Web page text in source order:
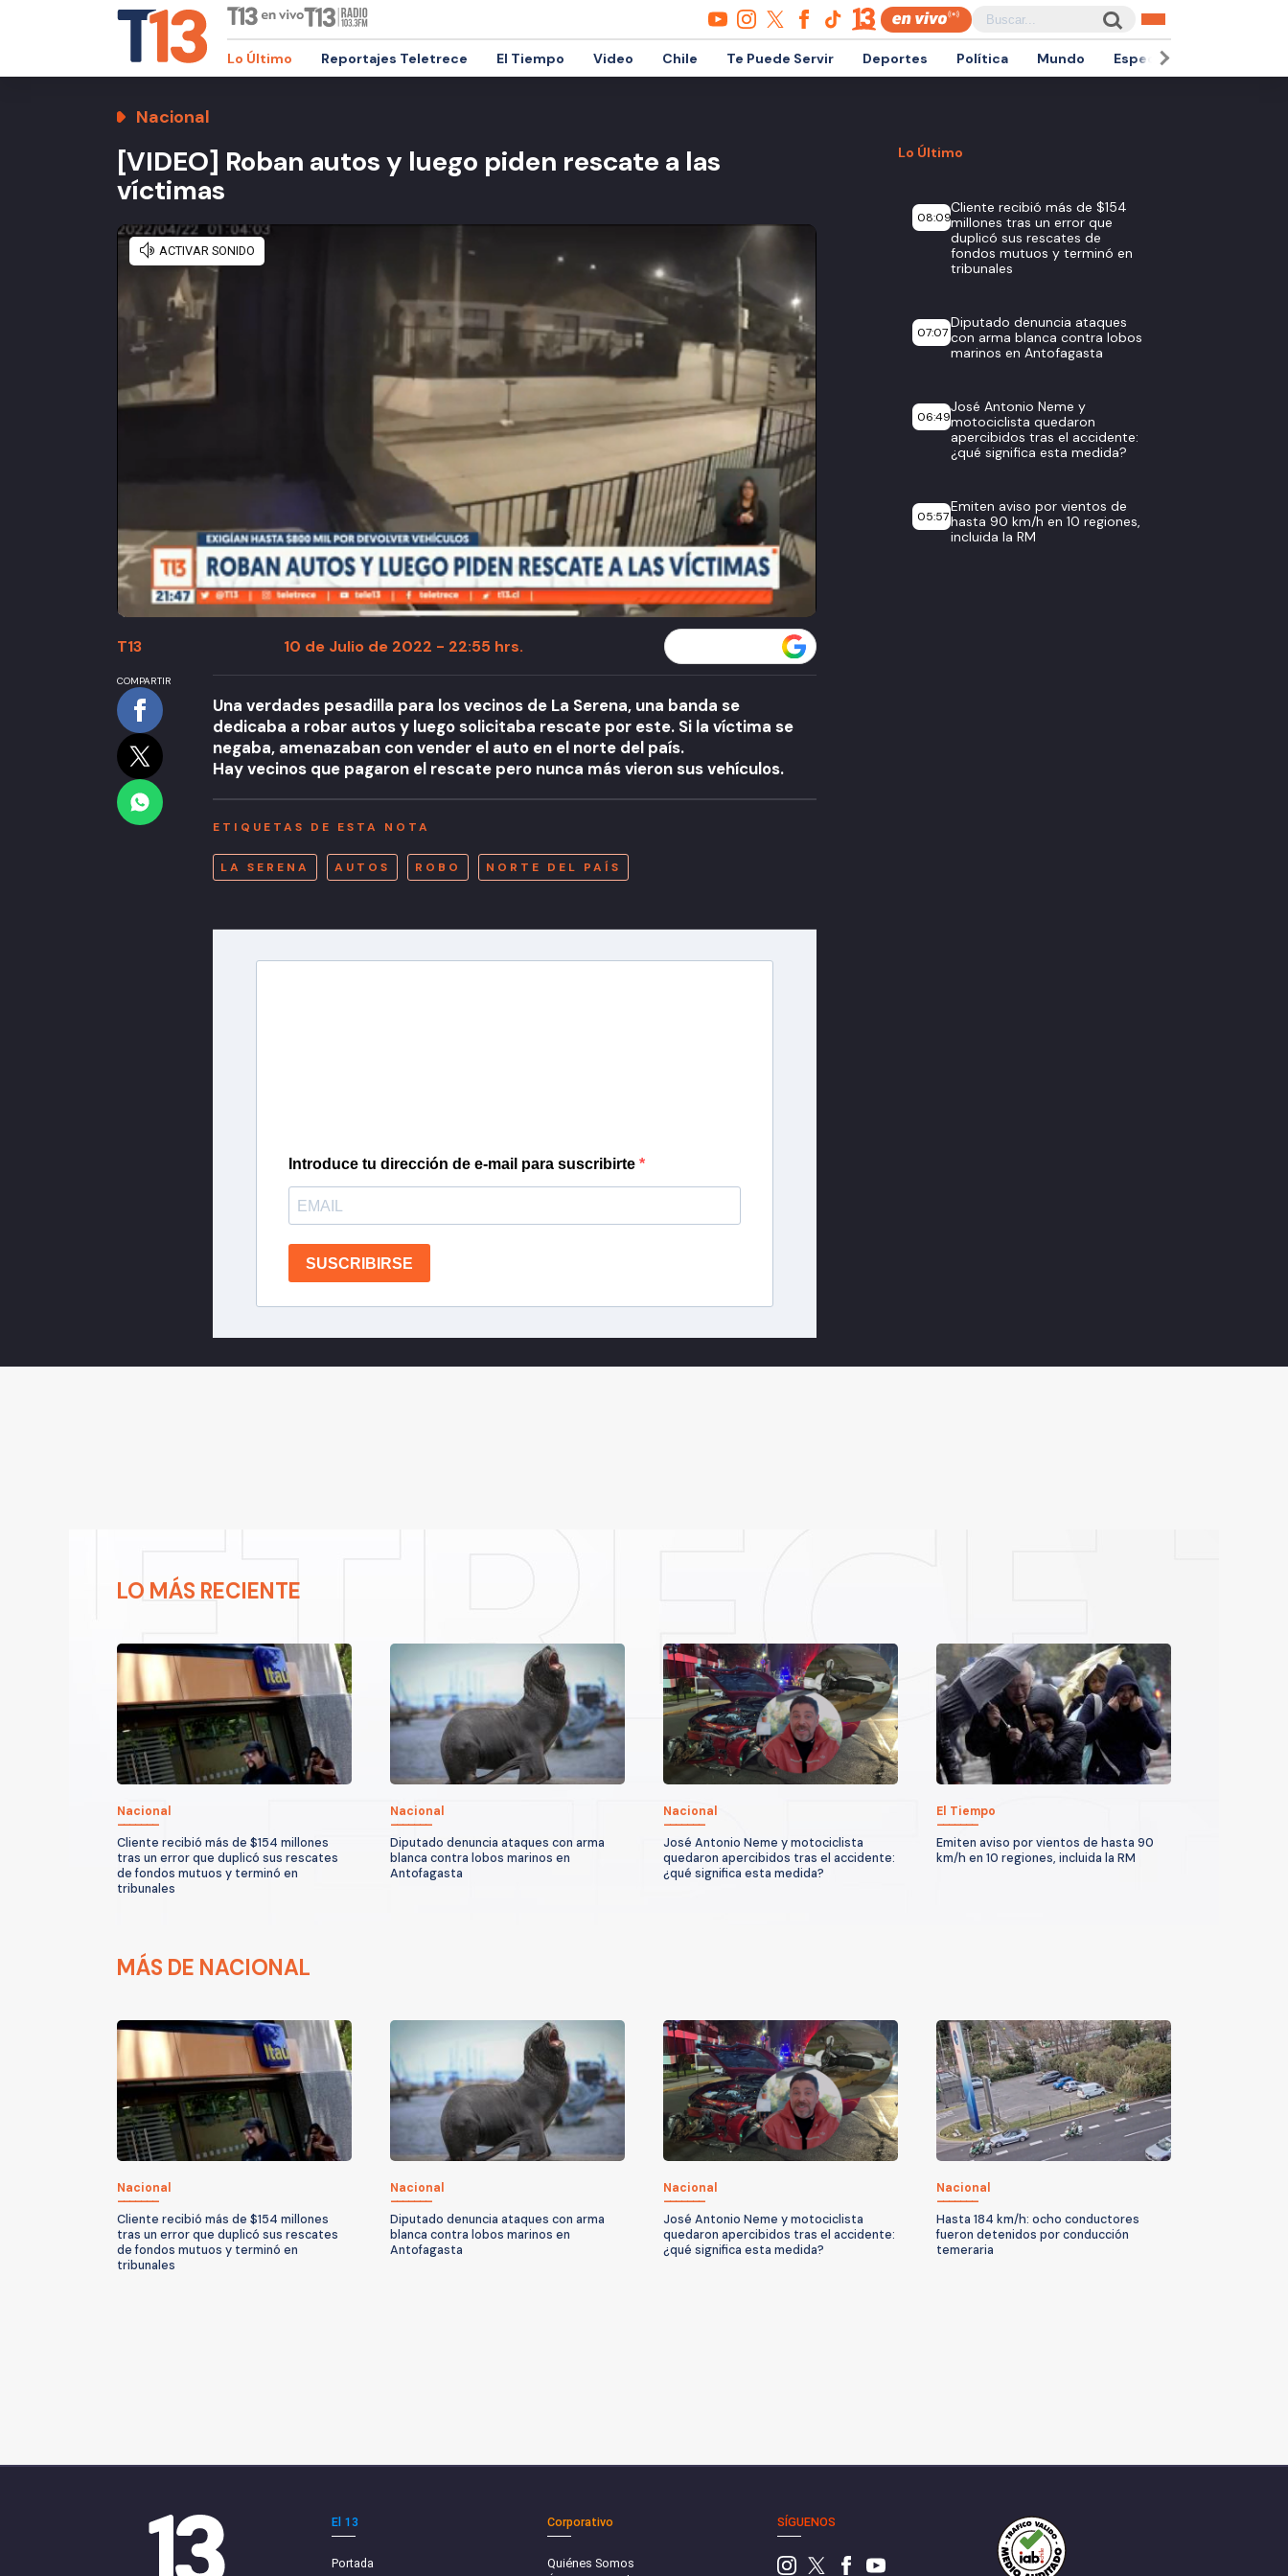
Lo Último Reportajes Teletrece El Tiempo Video Chile Te Puede Servir Deportes Política Mundo Espectáculos
Nacional
[VIDEO] Roban autos y luego piden rescate a las
víctimas
T13 10 de Julio de 2022 - 22:55 hrs.
COMPARTIR
Una verdades pesadilla para los vecinos de La Serena, una banda se
dedicaba a robar autos y luego solicitaba rescate por este. Si la víctima se
negaba, amenazaban con vender el auto en el norte del país.
Hay vecinos que pagaron el rescate pero nunca más vieron sus vehículos.
ETIQUETAS DE ESTA NOTA
LA SERENA AUTOS ROBO NORTE DEL PAÍS
Introduce tu dirección de e-mail para suscribirte
SUSCRIBIRSE
Lo Último
08:09
Cliente recibió más de $154
millones tras un error que
duplicó sus rescates de
fondos mutuos y terminó en
tribunales
07:07
Diputado denuncia ataques
con arma blanca contra lobos
marinos en Antofagasta
06:49
José Antonio Neme y
motociclista quedaron
apercibidos tras el accidente:
¿qué significa esta medida?
05:57
Emiten aviso por vientos de
hasta 90 km/h en 10 regiones,
incluida la RM
LO MÁS RECIENTE
Nacional
Cliente recibió más de $154 millones
tras un error que duplicó sus rescates
de fondos mutuos y terminó en
tribunales
Nacional
Diputado denuncia ataques con arma
blanca contra lobos marinos en
Antofagasta
Nacional
José Antonio Neme y motociclista
quedaron apercibidos tras el accidente:
¿qué significa esta medida?
El Tiempo
Emiten aviso por vientos de hasta 90
km/h en 10 regiones, incluida la RM
MÁS DE NACIONAL
Nacional
Cliente recibió más de $154 millones
tras un error que duplicó sus rescates
de fondos mutuos y terminó en
tribunales
Nacional
Diputado denuncia ataques con arma
blanca contra lobos marinos en
Antofagasta
Nacional
José Antonio Neme y motociclista
quedaron apercibidos tras el accidente:
¿qué significa esta medida?
Nacional
Hasta 184 km/h: ocho conductores
fueron detenidos por conducción
temeraria
El 13
Portada
Corporativo
Quiénes Somos
SÍGUENOS